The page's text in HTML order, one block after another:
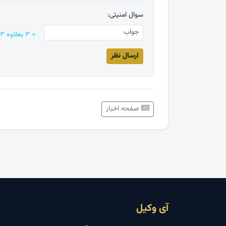
سوال امنیتی:
= ۳ بعلاوه ۳
صفحه اخبار
آی وکیل